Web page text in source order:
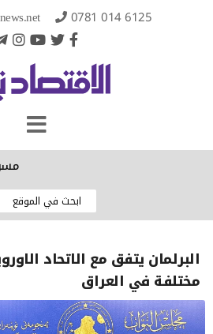
0781 014 6125
البرلمان يتفق مع الاتحاد
مختلفة في العراق